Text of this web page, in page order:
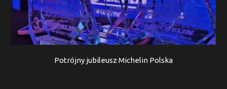
Potrójny jubileusz Michelin Polska